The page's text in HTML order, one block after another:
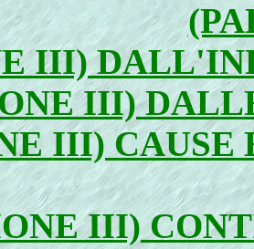
III)
III)
III) CAUSE
III)